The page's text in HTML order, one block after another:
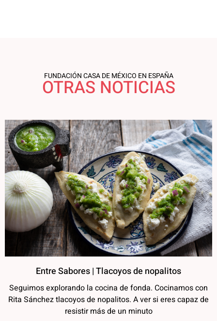
FUNDACIÓN CASA DE MÉXICO EN ESPAÑA
OTRAS NOTICIAS
Entre Sabores | Tlacoyos de nopalitos
Seguimos explorando la cocina de fonda. Cocinamos con
Rita Sánchez tlacoyos de nopalitos. A ver si eres capaz de
resistir más de un minuto